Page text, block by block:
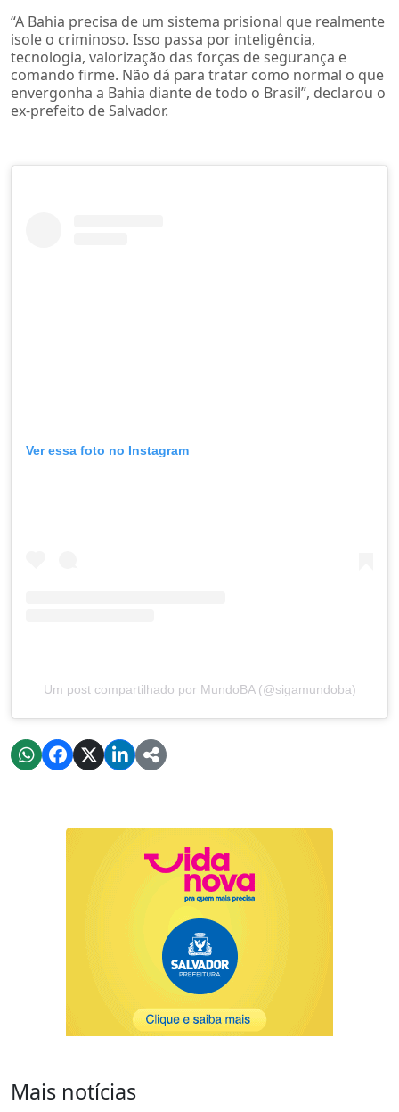
“A Bahia precisa de um sistema prisional que realmente
isole o criminoso. Isso passa por inteligência,
tecnologia, valorização das forças de segurança e
comando firme. Não dá para tratar como normal o que
envergonha a Bahia diante de todo o Brasil”, declarou o
ex-prefeito de Salvador.
Ver essa foto no Instagram
Um post compartilhado por MundoBA (@sigamundoba)
Mais notícias